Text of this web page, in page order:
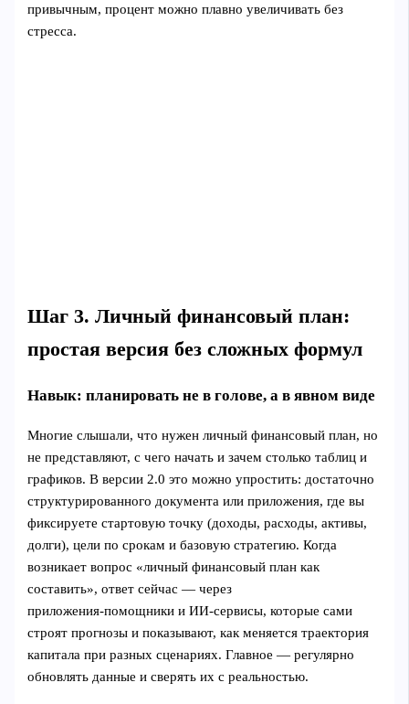
привычным, процент можно плавно увеличивать без
стресса.
Шаг 3. Личный финансовый план:
простая версия без сложных формул
Навык: планировать не в голове, а в явном виде
Многие слышали, что нужен личный финансовый план, но
не представляют, с чего начать и зачем столько таблиц и
графиков. В версии 2.0 это можно упростить: достаточно
структурированного документа или приложения, где вы
фиксируете стартовую точку (доходы, расходы, активы,
долги), цели по срокам и базовую стратегию. Когда
возникает вопрос «личный финансовый план как
составить», ответ сейчас — через
приложения‑помощники и ИИ‑сервисы, которые сами
строят прогнозы и показывают, как меняется траектория
капитала при разных сценариях. Главное — регулярно
обновлять данные и сверять их с реальностью.